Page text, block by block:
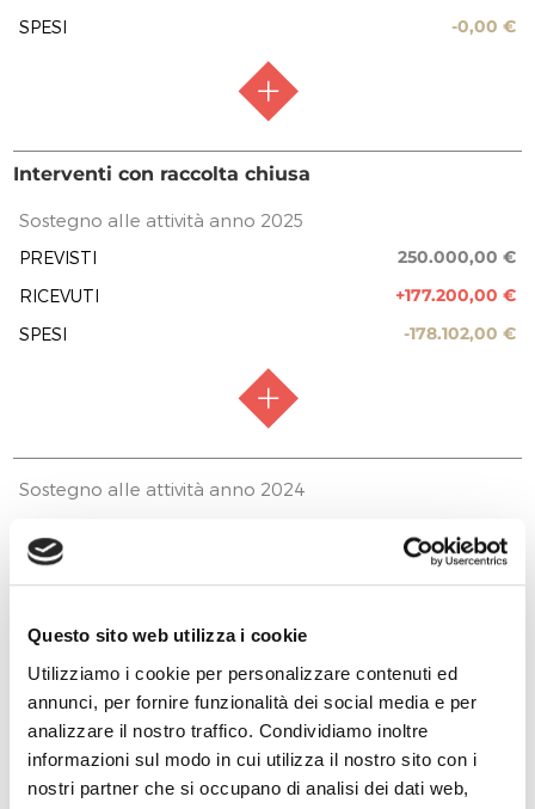
Questo sito web utilizza i cookie
Utilizziamo i cookie per personalizzare contenuti ed
annunci, per fornire funzionalità dei social media e per
analizzare il nostro traffico. Condividiamo inoltre
informazioni sul modo in cui utilizza il nostro sito con i
nostri partner che si occupano di analisi dei dati web,
SPESI -0,00 €
RACCOLTA FONDI Raccolta aperta
PREVISIONE COSTO TOTALE DELL’INTERVENTO
REPORT UTILIZZO MENSILE DELLE
TOTALE
180.000,00 €
Interventi con raccolta chiusa
Sostegno alle attività anno 2025
PREVISTI 250.000,00 €
RICEVUTI +177.200,00 €
SPESI -178.102,00 €
PREVISIONE COSTO TOTALE DELL’INTERVENTO
250.000,00 €
EROGAZIONI LIBERALI
FARMACIA COMUNALE LE FORNACI DI
LATTANZI GIULIO
2.000,00 €
TERNI E NARNI
76.800,00 €
Sostegno alle attività anno 2024
RICEVUTI +42.000,00 €
FASE ATTUATIVA Fine Lavori
Sostegno alle attività anno 2023
PREVISTI 300.000,00 €